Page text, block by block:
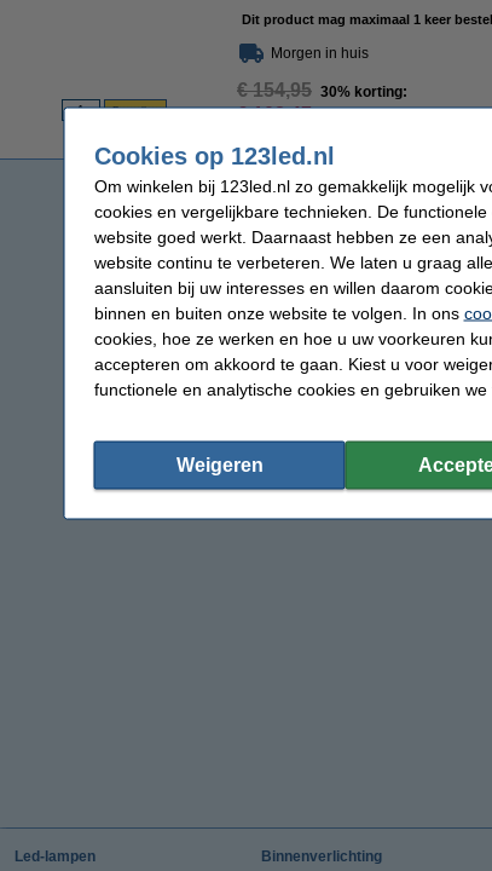
Dit product mag maximaal 1 keer
Morgen in huis
€ 154,95 30% korting:
€ 108,47
Led-lampen Binnenverlichting
Cookies op 123led.nl
Om winkelen bij 123led.nl zo gemakkelijk mogelijk
cookies en vergelijkbare technieken. De
website goed werkt. Daarnaast hebben ze een
website continu te verbeteren. We laten u graag
aansluiten bij uw interesses en willen daarom
binnen en buiten onze website te volgen. In ons
cookies, hoe ze werken en hoe u uw voorkeuren
accepteren om akkoord te gaan. Kiest u voor
functionele en analytische cookies en gebruiken we
Weigeren